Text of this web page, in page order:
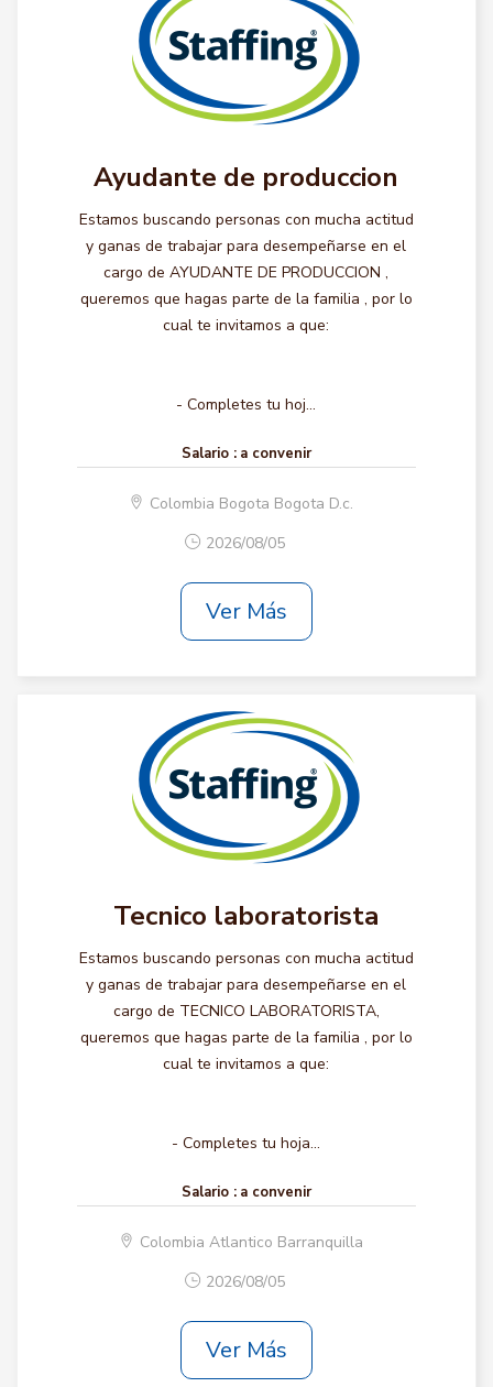
Ayudante de produccion
Estamos buscando personas con mucha actitud
y ganas de trabajar para desempeñarse en el
cargo de AYUDANTE DE PRODUCCION ,
queremos que hagas parte de la familia , por lo
cual te invitamos a que:
- Completes tu hoj...
Salario : a convenir
Colombia Bogota Bogota D.c.
2026/08/05
Ver Más
Tecnico laboratorista
Estamos buscando personas con mucha actitud
y ganas de trabajar para desempeñarse en el
cargo de TECNICO LABORATORISTA,
queremos que hagas parte de la familia , por lo
cual te invitamos a que:
- Completes tu hoja...
Salario : a convenir
Colombia Atlantico Barranquilla
2026/08/05
Ver Más